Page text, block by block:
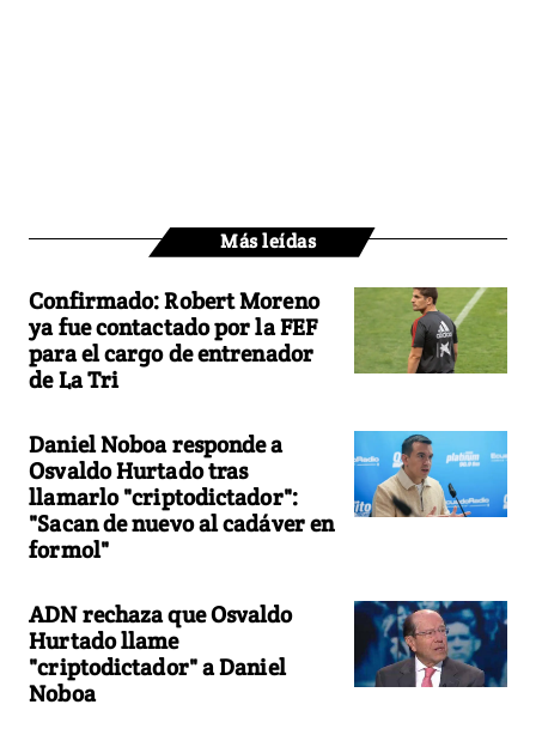
Más leídas
Confirmado: Robert Moreno
ya fue contactado por la FEF
para el cargo de entrenador
de La Tri
Daniel Noboa responde a
Osvaldo Hurtado tras
llamarlo "criptodictador":
"Sacan de nuevo al cadáver en
formol"
ADN rechaza que Osvaldo
Hurtado llame
"criptodictador" a Daniel
Noboa